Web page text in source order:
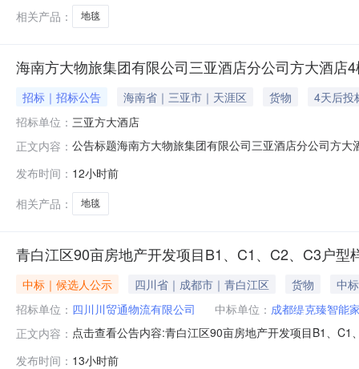
相关产品：
地毯
海南方大物旅集团有限公司三亚酒店分公司方大酒店
招标｜招标公告 海南省｜三亚市｜天涯区 货物
4天后投
招标单位： 三亚方大酒店
正文内容： 公告标题海南方大物旅集团有限公司三亚酒店分公司方
要求请见报价单。二、报价形式加密电子版报价。同时
独扫描成PDF格式以
发布时间： 12小时前
相关产品：
地毯
青白江区90亩房地产开发项目B1、C1、C2、C3户
中标｜候选人公示 四川省｜成都市｜青白江区 货物
中
招标单位： 四川川贸通物流有限公司 中标单位： 成都缇克臻智能
正文内容： 点击查看公告内容:青白江区90亩房地产开发项目B1、
发布时间： 13小时前